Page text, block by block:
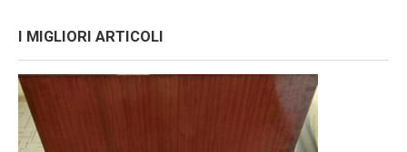
I MIGLIORI ARTICOLI